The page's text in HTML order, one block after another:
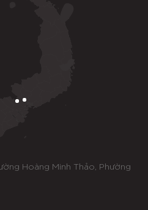
Hoàng Minh Thảo, Phường